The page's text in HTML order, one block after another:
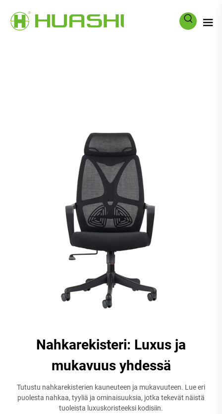
Nahkarekisteri: Luxus ja
mukavuus yhdessä
Tutustu nahkarekisterien kauneuteen ja mukavuuteen. Lue eri
puolesta nahkaa, tyyliä ja ominaisuuksia, jotka tekevät näistä
tuoleista luxuskoristeeksi kodisiin.